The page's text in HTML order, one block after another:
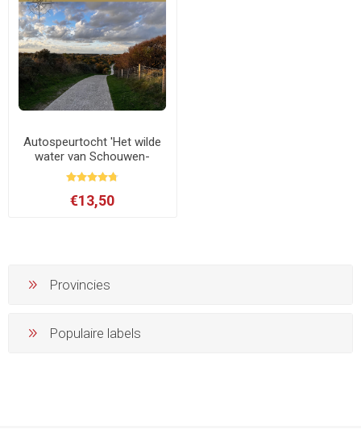
Autospeurtocht 'Het wilde
water van Schouwen-
Duiveland'
€13,50
Provincies
Populaire labels